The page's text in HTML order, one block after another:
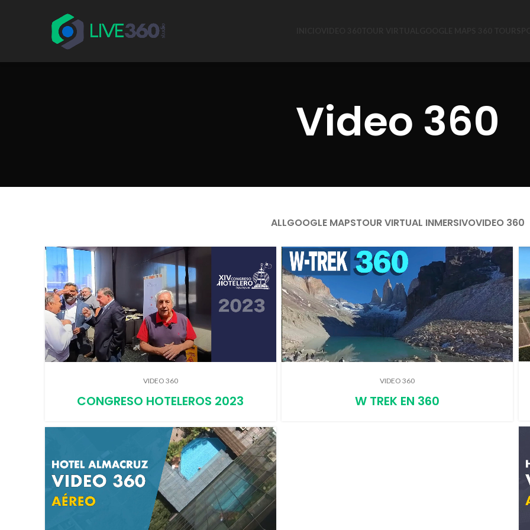
Video 360
ALLGOOGLE MAPSTOUR VIRTUAL INMERSIVOVIDEO 360
VIDEO 360
CONGRESO HOTELEROS 2023
VIDEO 360
W TREK EN 360